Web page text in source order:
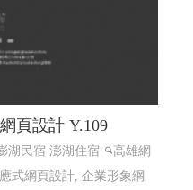
頁設計 Y.109
湖民宿 澎湖住宿
高雄網
式網頁設計, 企業形象網